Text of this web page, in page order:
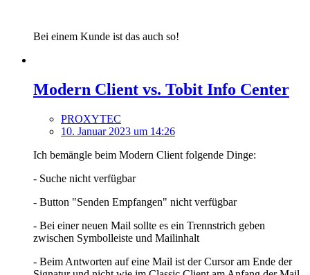
Bei einem Kunde ist das auch so!
Modern Client vs. Tobit Info Center
PROXYTEC
10. Januar 2023 um 14:26
Ich bemängle beim Modern Client folgende Dinge:
- Suche nicht verfügbar
- Button "Senden Empfangen" nicht verfügbar
- Bei einer neuen Mail sollte es ein Trennstrich geben
zwischen Symbolleiste und Mailinhalt
- Beim Antworten auf eine Mail ist der Cursor am Ende der